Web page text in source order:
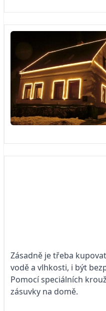
Zásadně je třeba
vodě a vlhkosti, i být
Pomocí speciálních
zásuvky na domě.